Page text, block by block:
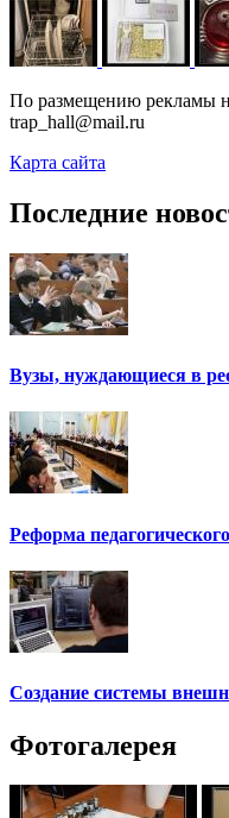
По размещению рекламы
trap_hall@mail.ru
Карта сайта
Последние
Вузы, нуждающиеся в
Реформа
Создание системы
Фотогалерея